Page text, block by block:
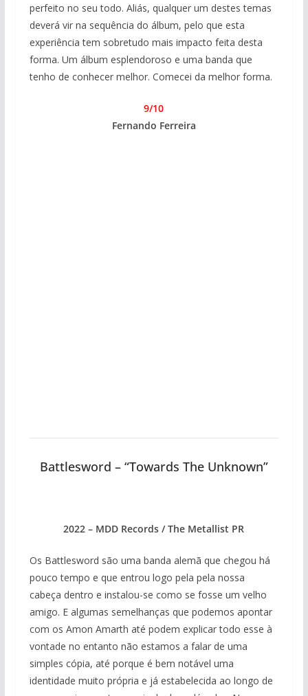
perfeito no seu todo. Aliás, qualquer um destes temas
deverá vir na sequência do álbum, pelo que esta
experiência tem sobretudo mais impacto feita desta
forma. Um álbum esplendoroso e uma banda que
tenho de conhecer melhor. Comecei da melhor forma.
9/10
Fernando Ferreira
Battlesword – “Towards The Unknown”
2022 – MDD Records / The Metallist PR
Os Battlesword são uma banda alemã que chegou há
pouco tempo e que entrou logo pela pela nossa
cabeça dentro e instalou-se como se fosse um velho
amigo. E algumas semelhanças que podemos apontar
com os Amon Amarth até podem explicar todo esse à
vontade no entanto não estamos a falar de uma
simples cópia, até porque é bem notável uma
identidade muito própria e já estabelecida ao longo de